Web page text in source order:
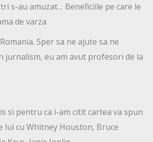
s-au amuzat… Beneficiile pe care le
de varza
Sper sa ne ajute sa ne
jurnalism, eu am avut profesori de la
si pentru ca i-am citit cartea va spun
lui cu Whitney Houston, Bruce